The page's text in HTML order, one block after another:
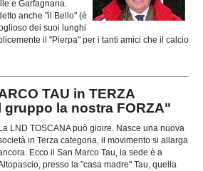
e Garfagnana.
anche "il Bello" (è
dei suoi lunghi
il "Pierpa" per i tanti amici che il calcio
TAU in TERZA
gruppo la nostra FORZA"
La LND TOSCANA può gioire. Nasce una nuova
in Terza categoria, il movimento si allarga
Ecco il San Marco Tau, la sede è a
presso la "casa madre" Tau, quella